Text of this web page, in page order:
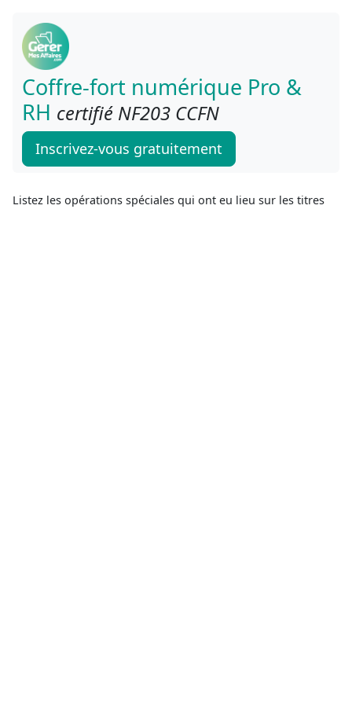
Coffre-fort numérique Pro &
RH certifié NF203 CCFN
Inscrivez-vous gratuitement
Listez les opérations spéciales qui ont eu lieu sur les titres